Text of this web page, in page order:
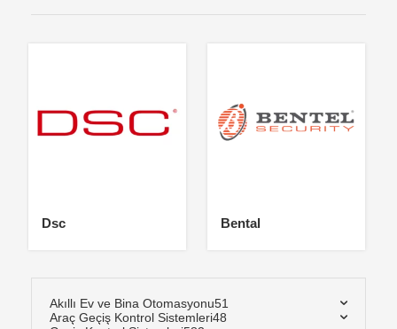
Dsc Bental
Akıllı Ev ve Bina Otomasyonu51
Araç Geçiş Kontrol Sistemleri48